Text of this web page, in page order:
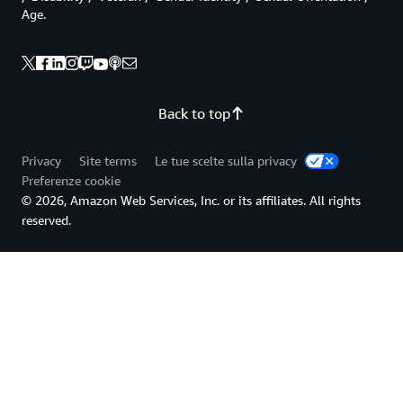
Back to top
Age.
Privacy Site terms
Le tue scelte sulla privacy
Preferenze cookie
© 2026, Amazon Web Services, Inc. or its affiliates. All rights
reserved.